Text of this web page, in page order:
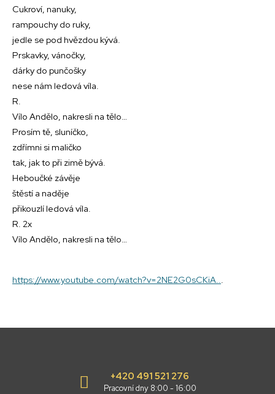
Cukroví, nanuky,
rampouchy do ruky,
jedle se pod hvězdou kývá.
Prskavky, vánočky,
dárky do punčošky
nese nám ledová víla.
R.
Vílo Andělo, nakresli na tělo…
Prosím tě, sluníčko,
zdřímni si maličko
tak, jak to při zimě bývá.
Heboučké závěje
štěstí a naděje
přikouzlí ledová víla.
R. 2x
Vílo Andělo, nakresli na tělo…
https://www.youtube.com/watch?v=2NE2G0sCKiA...
+420 491 521 276
Pracovní dny 8:00 - 16:00